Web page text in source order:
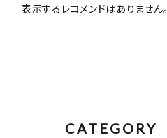
表示するレコメンドはありません。
CATEGORY